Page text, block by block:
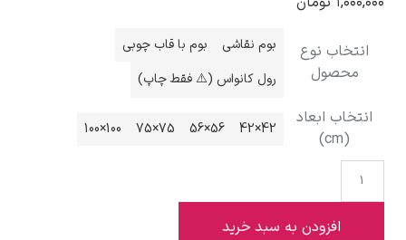
کامی پیسارو
ادوارد هاپر
انتخاب نوع
محصول
بوم نقاشی
بوم با قاب چوبی
رول کانواس (⚠️ فقط چاپ)
انتخاب ابعاد
56×56
75×75
100×100
افزودن به سبد خرید